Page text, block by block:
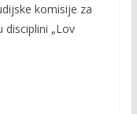
komisije za
disciplini „Lov